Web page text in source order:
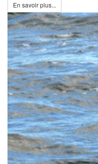
En savoir plus...